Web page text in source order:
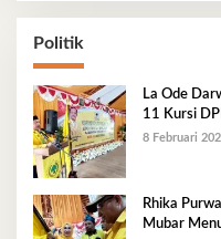
Politik
La Ode
11 Kursi
8 Februari
Rhika
Mubar